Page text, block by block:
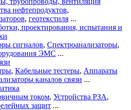
нефтепродуктов,
, геотекстиля ...
проектирования, испытания и
сигналов, Спектроанализаторы,
ЭМС ...
, Кабельные тестеры, Аппараты
каналов связи ...
током, Устройства РЗА,
защит ...